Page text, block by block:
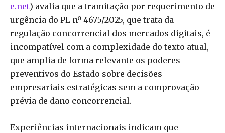
e.net) avalia que a tramitação por requerimento de
urgência do PL nº 4675/2025, que trata da
regulação concorrencial dos mercados digitais, é
incompatível com a complexidade do texto atual,
que amplia de forma relevante os poderes
preventivos do Estado sobre decisões
empresariais estratégicas sem a comprovação
prévia de dano concorrencial.
Experiências internacionais indicam que